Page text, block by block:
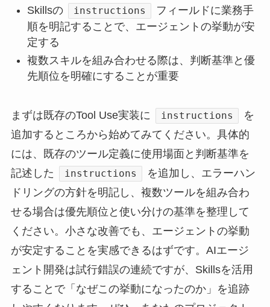
Skillsの
instructions
フィールドに業務手
順を明記することで、エージェントの挙動が安
定する
複数スキルを組み合わせる際は、判断基準と優
先順位を明確にすることが重要
まずは既存のTool Use実装に instructions
を
追加するところから始めてみてください。具体的
には、既存のツール定義に使用場面と判断基準を
記述した
instructions
を追加し、エラーハン
ドリングの方針を明記し、複数ツールを組み合わ
せる場合は優先順位と使い分けの基準を整理して
ください。小さな改善でも、エージェントの挙動
が安定することを実感できるはずです。AIエージ
ェント開発は試行錯誤の連続ですが、Skillsを活用
することで「なぜこの挙動になったのか」を追跡